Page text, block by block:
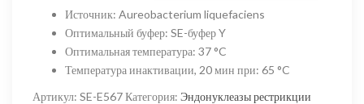
10
500,00 ₽
Источник: Aureobacterium liquefaciens
Оптимальный буфер: SE-буфер Y
Оптимальная температура: 37 °C
Температура инактивации, 20 мин при: 65 °C
Артикул: SE-E567Категория: Эндонуклеазы рестрикции